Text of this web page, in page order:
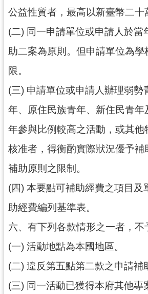
安
全
策
政
府
網
站
資
料
開
宣
告
公益性質者，最高以新臺幣二十
(二) 同一申請單位或申請人於當
助二案為原則。但申請單位為學
限。
(三) 申請單位或申請人辦理弱勢
年、原住民族青年、新住民青年
年參與比例較高之活動，或其他
核准者，得衡酌實際狀況優予補
補助原則之限制。
(四) 本要點可補助經費之項目及
助經費編列基準表。
六、有下列各款情形之一者，不
(一) 活動地點為本國地區。
(二) 違反第五點第二款之申請補
(三) 同一活動已獲得本府其他專